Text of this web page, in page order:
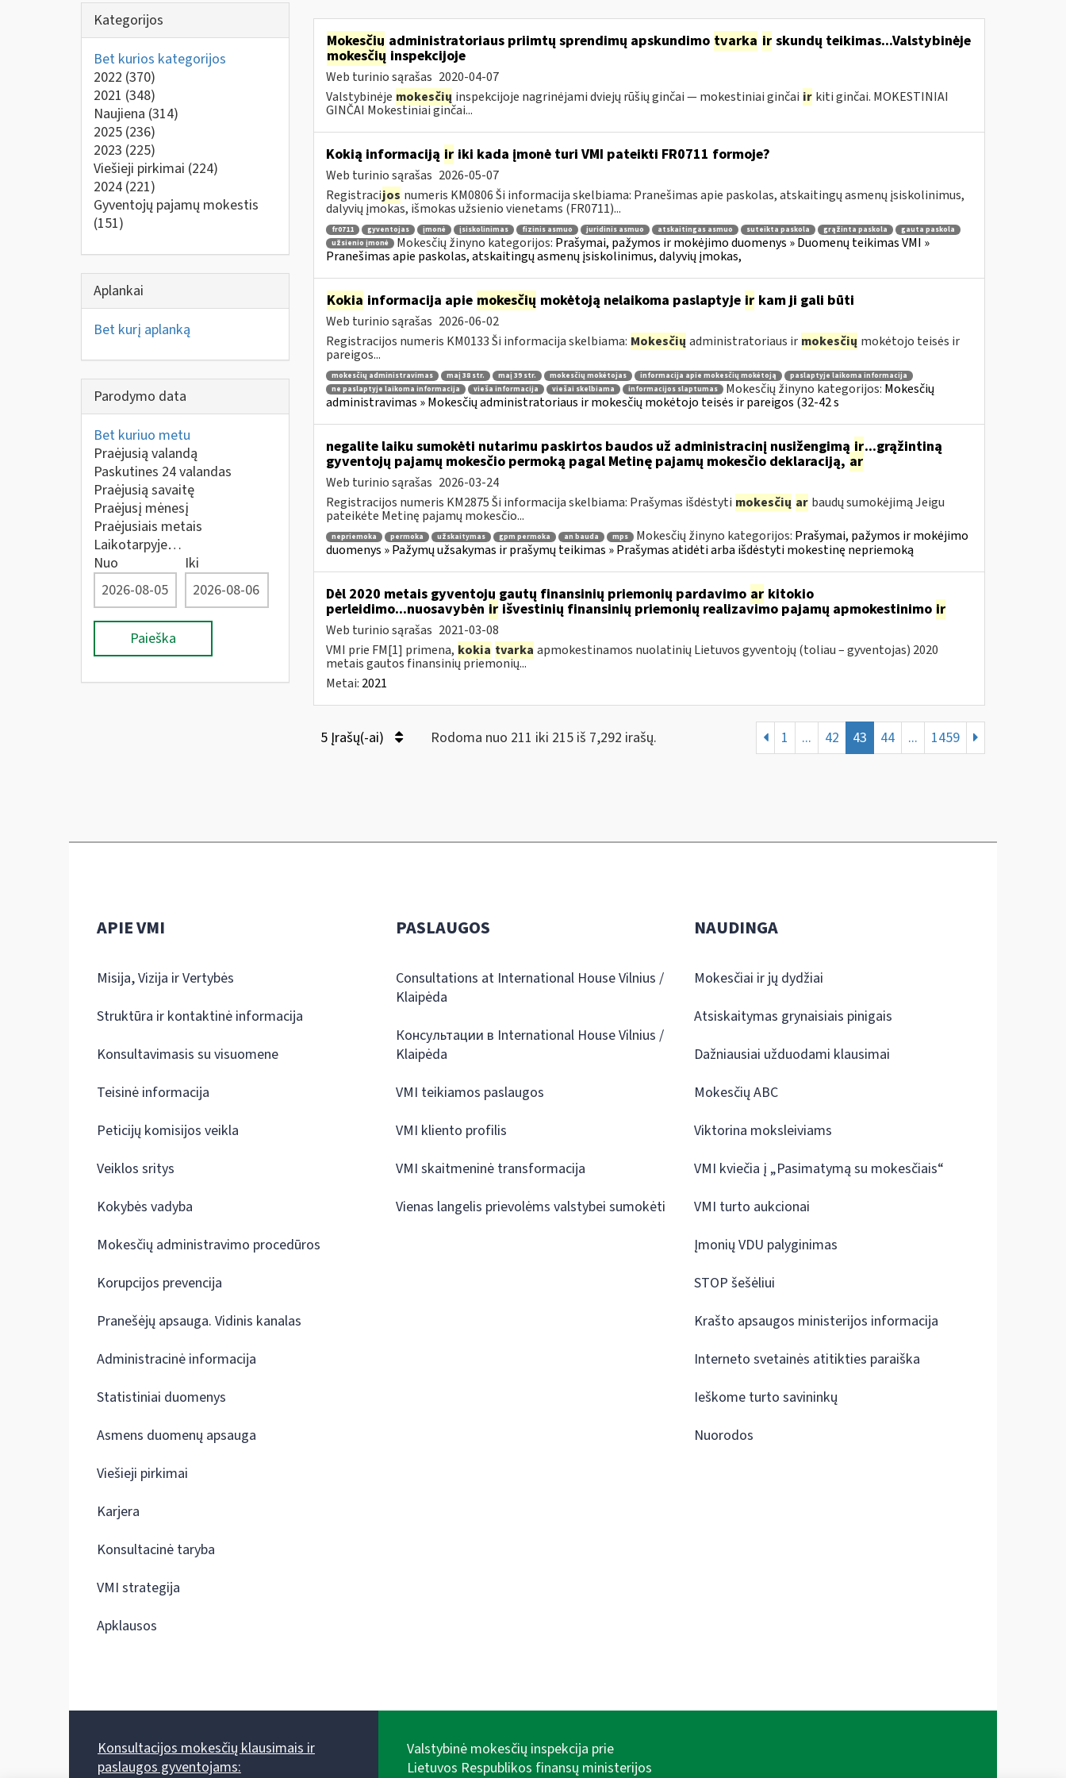
Kategorijos
Bet kurios kategorijos
2022 (370)
2021 (348)
Naujiena (314)
2025 (236)
2023 (225)
Viešieji pirkimai (224)
2024 (221)
Gyventojų pajamų mokestis
(151)
Aplankai
Bet kurį aplanką
Parodymo data
Bet kuriuo metu
Praėjusią valandą
Paskutines 24 valandas
Praėjusią savaitę
Praėjusį mėnesį
Praėjusiais metais
Laikotarpyje…
Nuo
Iki
Paieška
Mokesčiųadministratoriaus priimtų sprendimų apskundimo tvarka irskundų teikimas...Valstybinėje
mokesčių inspekcijoje
Web turinio sąrašas 2020-04-07
Valstybinėje mokesčių inspekcijoje nagrinėjami dviejų rūšių ginčai — mokestiniai ginčai ir kiti ginčai. MOKESTINIAI
GINČAI Mokestiniai ginčai...
Kokią informaciją iriki kada įmonė turi VMI pateikti FR0711 formoje?
Web turinio sąrašas 2026-05-07
Registracijos numeris KM0806 Ši informacija skelbiama: Pranešimas apie paskolas, atskaitingų asmenų įsiskolinimus,
dalyvių įmokas, išmokas užsienio vienetams (FR0711)...
fr0711 gyventojas įmonė įsiskolinimas fizinis asmuo juridinis asmuo atskaitingas asmuo suteikta paskola grąžinta paskola
gauta paskola
užsienio įmonė
Mokesčių žinyno kategorijos: Prašymai, pažymos ir mokėjimo duomenys » Duomenų teikimas VMI »
Pranešimas apie paskolas, atskaitingų asmenų įsiskolinimus, dalyvių įmokas,
Kokia informacija apie mokesčių mokėtoją nelaikoma paslaptyje irkam ji gali būti
Web turinio sąrašas 2026-06-02
Registracijos numeris KM0133 Ši informacija skelbiama: Mokesčių administratoriaus ir mokesčių mokėtojo teisės ir
pareigos...
mokesčių administravimas maį 38 str. maį 39 str. mokesčių mokėtojas informacija apie mokesčių mokėtoją
paslaptyje laikoma informacija
ne paslaptyje laikoma informacija
vieša informacija viešai skelbiama informacijos slaptumas Mokesčių žinyno kategorijos: Mokesčių
administravimas » Mokesčių administratoriaus ir mokesčių mokėtojo teisės ir pareigos (32-42 s
negalite laiku sumokėti nutarimu paskirtos baudos už administracinį nusižengimąir...grąžintiną
gyventojų pajamų mokesčio permoką pagal Metinę pajamų mokesčio deklaraciją, ar
Web turinio sąrašas 2026-03-24
Registracijos numeris KM2875 Ši informacija skelbiama: Prašymas išdėstyti mokesčių ar baudų sumokėjimą Jeigu
pateikėte Metinę pajamų mokesčio...
nepriemoka permoka užskaitymas gpm permoka an bauda mps Mokesčių žinyno kategorijos: Prašymai, pažymos ir mokėjimo
duomenys » Pažymų užsakymas ir prašymų teikimas » Prašymas atidėti arba išdėstyti mokestinę nepriemoką
Dėl 2020 metais gyventojų gautų finansinių priemonių pardavimo arkitokio
perleidimo...nuosavybėn irišvestinių finansinių priemonių realizavimo pajamų apmokestinimo ir
Web turinio sąrašas 2021-03-08
VMI prie FM[1] primena, kokia tvarka apmokestinamos nuolatinių Lietuvos gyventojų (toliau – gyventojas) 2020
metais gautos finansinių priemonių...
Metai: 2021
5 Įrašų(-ai) Rodoma nuo 211 iki 215 iš 7,292 irašų. 1 ... 42 43 44 ... 1459
APIE VMI
Misija, Vizija ir Vertybės
Struktūra ir kontaktinė informacija
Konsultavimasis su visuomene
Teisinė informacija
Peticijų komisijos veikla
Veiklos sritys
Kokybės vadyba
Mokesčių administravimo procedūros
Korupcijos prevencija
Pranešėjų apsauga. Vidinis kanalas
Administracinė informacija
Statistiniai duomenys
Asmens duomenų apsauga
Viešieji pirkimai
Karjera
Konsultacinė taryba
VMI strategija
Apklausos
PASLAUGOS
Consultations at International House Vilnius /
Klaipėda
Консультации в International House Vilnius /
Klaipėda
VMI teikiamos paslaugos
VMI kliento profilis
VMI skaitmeninė transformacija
Vienas langelis prievolėms valstybei sumokėti
NAUDINGA
Mokesčiai ir jų dydžiai
Atsiskaitymas grynaisiais pinigais
Dažniausiai užduodami klausimai
Mokesčių ABC
Viktorina moksleiviams
VMI kviečia į „Pasimatymą su mokesčiais“
VMI turto aukcionai
Įmonių VDU palyginimas
STOP šešėliui
Krašto apsaugos ministerijos informacija
Interneto svetainės atitikties paraiška
Ieškome turto savininkų
Nuorodos
Konsultacijos mokesčių klausimais ir
paslaugos gyventojams:
Valstybinė mokesčių inspekcija prie
Lietuvos Respublikos finansų ministerijos